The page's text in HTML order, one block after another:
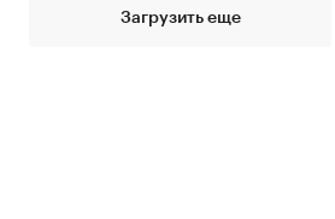
Загрузить еще